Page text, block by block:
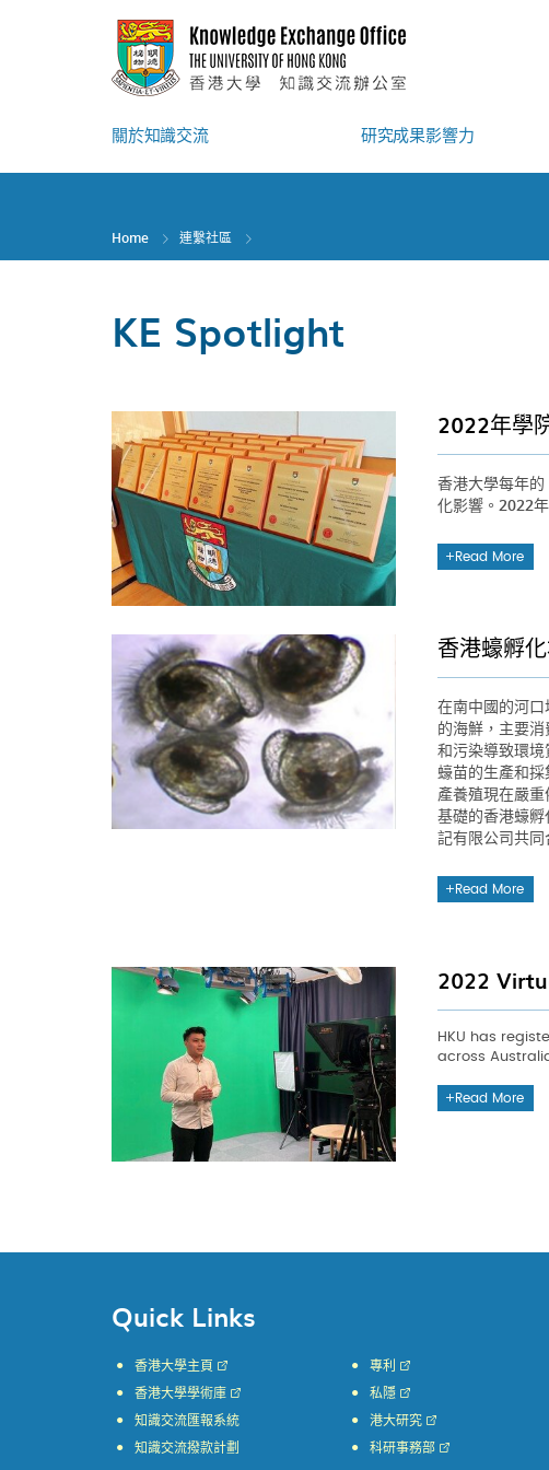
關於知識交流 研究成果影響力
Home 連繫社區
KE Spotlight
2022年學
香港大學每年
化影響。2022
Read More
香港蠔孵
在南中國的河
的海鮮，主要
和污染導致環
蠔苗的生產和
產養殖現在嚴
基礎的香港蠔
記有限公司共
Read More
2022
HKU has
across
Read More
Quick Links
香港大學主頁
香港大學學術庫
知識交流匯報系統
知識交流撥款計劃
專利
私隱
港大研究
科研事務部